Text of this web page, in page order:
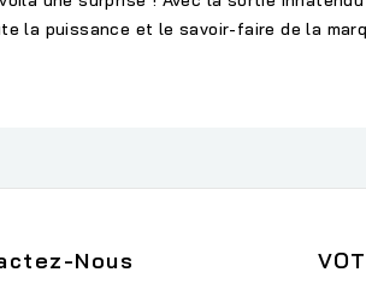
la puissance et le savoir-faire de la
Nous